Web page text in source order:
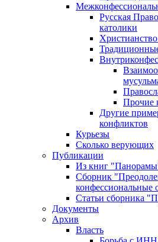
Русская
католики
Прочие
Другие
конфликтов
Курьезы
Сколько верующих
Публикации
Из книг
Сборник
конфессиональные
Статьи сборника
Документы
Архив
Власть